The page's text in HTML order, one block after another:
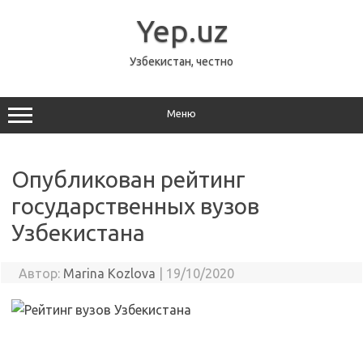
Yep.uz
Узбекистан, честно
Меню
Опубликован рейтинг
государственных вузов
Узбекистана
Автор: Marina Kozlova 19/10/2020